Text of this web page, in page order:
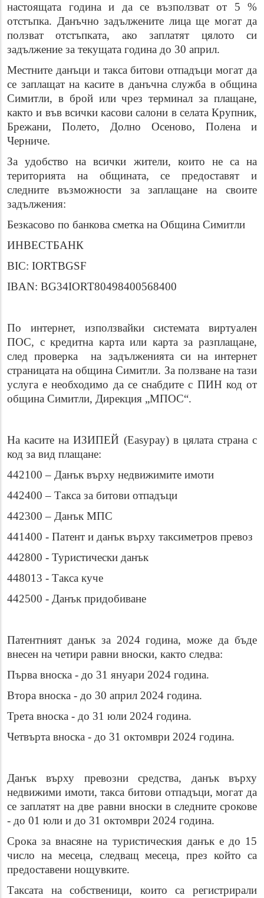
настоящата година и да се възползват от 5 %
отстъпка. Данъчно задължените лица ще могат да
ползват отстъпката, ако заплатят цялото си
задължение за текущата година до 30 април.
Местните данъци и такса битови отпадъци могат да
се заплащат на касите в данъчна служба в община
Симитли, в брой или чрез терминал за плащане,
както и във всички касови салони в селата Крупник,
Брежани, Полето, Долно Осеново, Полена и
Черниче.
За удобство на всички жители, които не са на
територията на общината, се предоставят и
следните възможности за заплащане на своите
задължения:
Безкасово по банкова сметка на Община Симитли
ИНВЕСТБАНК
BIC: IORTBGSF
IBAN: BG34IORT80498400568400
По интернет, използвайки системата виртуален
ПОС, с кредитна карта или карта за разплащане,
след проверка на задълженията си на интернет
страницата на община Симитли. За ползване на тази
услуга е необходимо да се снабдите с ПИН код от
община Симитли, Дирекция „МПОС“.
На касите на ИЗИПЕЙ (Easypay) в цялата страна с
код за вид плащане:
442100 – Данък върху недвижимите имоти
442400 – Такса за битови отпадъци
442300 – Данък МПС
441400 - Патент и данък върху таксиметров превоз
442800 - Туристически данък
448013 - Такса куче
442500 - Данък придобиване
Патентният данък за 2024година, може да бъде
внесен на четири равни вноски, както следва:
Първа вноска - до 31 януари 2024 година.
Втора вноска - до 30 април 2024 година.
Трета вноска - до 31 юли 2024 година.
Четвърта вноска - до 31 октомври 2024 година.
Данък върху превозни средства, данък върху
недвижими имоти, такса битови отпадъци,могат да
се заплатят на две равни вноски в следните срокове
- до 01 юли и до 31 октомври 2024 година.
Срока за внасяне на туристическия данък е до 15
число на месеца, следващ месеца, през който са
предоставени нощувките.
Таксата на собственици, които са регистрирали